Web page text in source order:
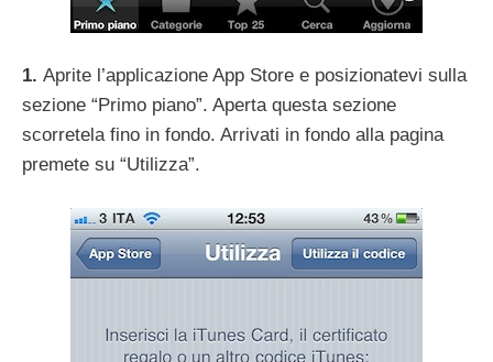
1. Aprite l’applicazione App Store e posizionatevi sulla
sezione “Primo piano”. Aperta questa sezione
scorretela fino in fondo. Arrivati in fondo alla pagina
premete su “Utilizza”.